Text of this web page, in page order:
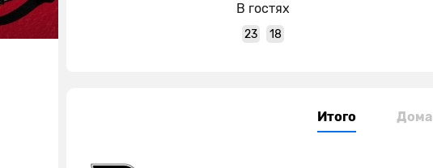
В гостях
23 18
Итого Дома